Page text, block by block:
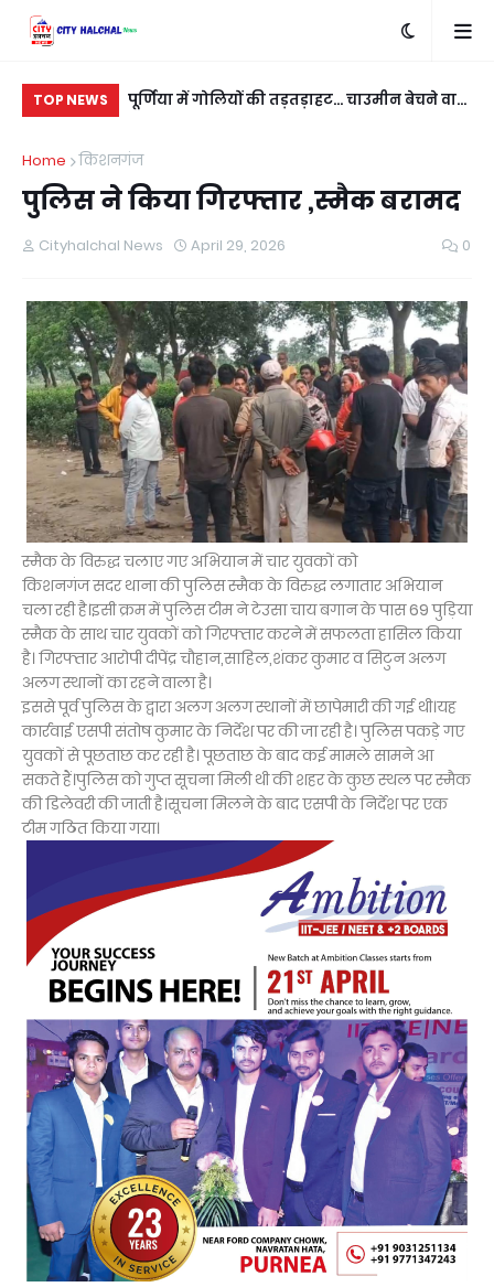
TOP NEWS
बदला लेने के लिए
पूर्णिया में गोलियों की तड़तड़ाहट... चाउमीन बेचने वाले
Home
किशनगंज
पुलिस ने किया गिरफ्तार ,स्मैक बरामद
Cityhalchal News April 29, 2026 0
स्मैक के विरुद्ध चलाए गए अभियान में चार युवकों को
किशनगंज सदर थाना की पुलिस स्मैक के विरुद्ध लगातार अभियान
चला रही है।इसी क्रम में पुलिस टीम ने टेउसा चाय बगान के पास 69 पुड़िया
स्मैक के साथ चार युवकों को गिरफ्तार करने में सफलता हासिल किया
है। गिरफ्तार आरोपी दीपेंद्र चौहान,साहिल,शंकर कुमार व सिटुन अलग
अलग स्थानों का रहने वाला है।
इससे पूर्व पुलिस के द्वारा अलग अलग स्थानों में छापेमारी की गई थी।यह
कार्रवाई एसपी संतोष कुमार के निर्देश पर की जा रही है। पुलिस पकड़े गए
युवकों से पूछताछ कर रही है। पूछताछ के बाद कई मामले सामने आ
सकते हैं।पुलिस को गुप्त सूचना मिली थी की शहर के कुछ स्थल पर स्मैक
की डिलेवरी की जाती है।सूचना मिलने के बाद एसपी के निर्देश पर एक
टीम गठित किया गया।